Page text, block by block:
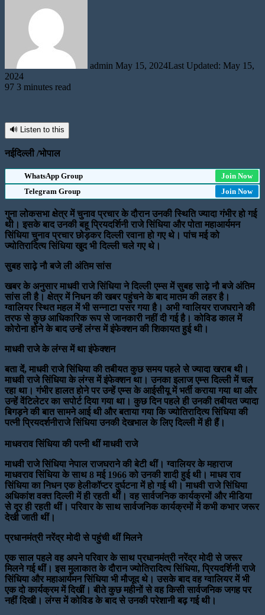
admin May 15, 2024Last Updated: May 15,
2024
97 3 minutes read
🔊 Listen to this
नईदिल्ली /भोपाल
WhatsApp Group
Join Now
Telegram Group
Join Now
गुना लोकसभा क्षेत्र में चुनाव प्रचार के दौरान उनकी स्थिति ज्यादा गंभीर हो गई
थी। इसके बाद उनकी बहू प्रियदर्शिनी राजे सिंधिया और पोता महाआर्यमन
सिंधिया चुनाव प्रचार छोड़कर दिल्ली रवाना हो गए थे। पांच मई को
ज्योतिरादित्य सिंधिया खुद भी दिल्ली चले गए थे।
सुबह साढ़े नौ बजे ली अंतिम सांस
खबर के अनुसार माधवी राजे सिंधिया ने दिल्ली एम्स में सुबह साढ़े नौ बजे अंतिम
सांस ली है। क्षेत्र में निधन की खबर पहुंचने के बाद मातम की लहर है।
ग्वालियर स्थित महल में भी सन्नाटा पसर गया है। अभी ग्वालियर राजघराने की
तरफ से कुछ आधिकारिक रूप से जानकारी नहीं दी गई है। कोविड काल में
कोरोना होने के बाद उन्हें लंग्स में इंफेक्शन की शिकायत हुई थी।
माधवी राजे के लंग्स में था इंफेक्शन
बता दें, माधवी राजे सिंधिया की तबीयत कुछ समय पहले से ज्यादा खराब थी।
माधवी राजे सिंधिया के लंग्स में इंफेक्शन था। उनका इलाज एम्स दिल्ली में चल
रहा था। गंभीर हालत होने पर उन्हें एम्स के आईसीयू में भर्ती कराया गया था और
उन्हें वेंटिलेटर का सपोर्ट दिया गया था। कुछ दिन पहले ही उनकी तबीयत ज्यादा
बिगड़ने की बात सामने आई थी और बताया गया कि ज्योतिरादित्य सिंधिया की
पत्नी प्रियदर्शनीराजे सिंधिया उनकी देखभाल के लिए दिल्ली में ही हैं।
माधवराव सिंधिया की पत्नी थीं माधवी राजे
माधवी राजे सिंधिया नेपाल राजघराने की बेटी थीं। ग्वालियर के महाराज
माधवराव सिंधिया के साथ 8 मई 1966 को उनकी शादी हुई थी। माधव राव
सिंधिया का निधन एक हेलीकॉप्टर दुर्घटना में हो गई थी। माधवी राजे सिंधिया
अधिकांश वक्त दिल्ली में ही रहती थीं। वह सार्वजनिक कार्यक्रमों और मीडिया
से दूर ही रहती थीं। परिवार के साथ सार्वजनिक कार्यक्रमों में कभी कभार जरूर
देखी जाती थीं।
प्रधानमंत्री नरेंद्र मोदी से पहुंची थीं मिलने
एक साल पहले वह अपने परिवार के साथ प्रधानमंत्री नरेंद्र मोदी से जरूर
मिलने गई थीं। इस मुलाकात के दौरान ज्योतिरादित्य सिंधिया, प्रियदर्शिनी राजे
सिंधिया और महाआर्यमन सिंधिया भी मौजूद थे। उसके बाद वह ग्वालियर में भी
एक दो कार्यक्रम में दिखीं। बीते कुछ महीनों से वह किसी सार्वजनिक जगह पर
नहीं दिखी। लंग्स में कोविड के बाद से उनकी परेशानी बढ़ गई थी।